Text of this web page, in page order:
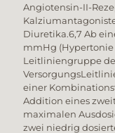
Angiotensin-II-
Diuretika.6,7 Ab
mmHg
Leitliniengruppe
einer
Addition eines
maximalen
zwei niedrig